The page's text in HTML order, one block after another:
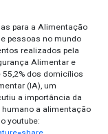
para a Alimentação
pessoas no mundo
realizados pela
Alimentar e
55,2% dos domicílios
(IA), um
a importância da
a alimentação
youtube: